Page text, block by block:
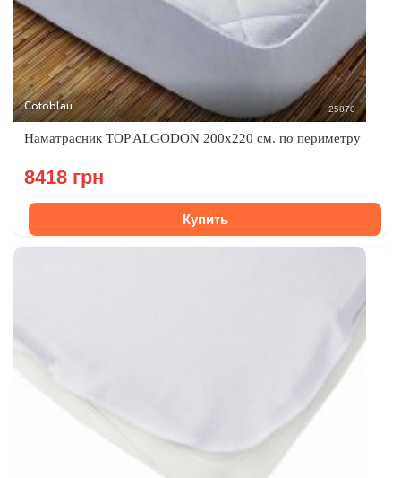
Cotoblau 25870
Наматрасник ТОP ALGODON 200х220 см. по периметру
8418 грн
Купить